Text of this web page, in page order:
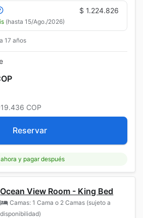
$ 1.224.826
(hasta 15/Ago./2026)
17 años
COP
Reservar
y pagar después
Ocean View Room - King Bed
Camas: 1 Cama o 2 Camas (sujeto a
disponibilidad)